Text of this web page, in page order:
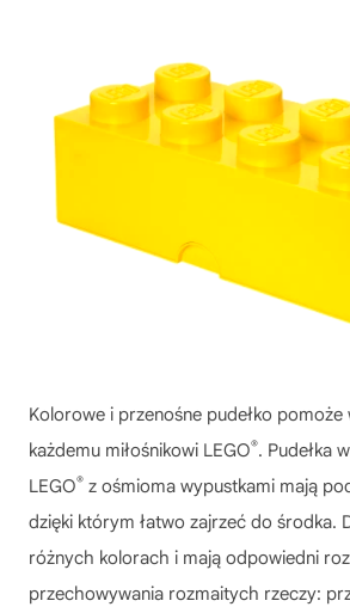
Kolorowe i przenośne pudełko pomoże
każdemu miłośnikowi LEGO®. Pudełka
LEGO® z ośmioma wypustkami mają
dzięki którym łatwo zajrzeć do środka.
różnych kolorach i mają odpowiedni
przechowywania rozmaitych rzeczy: